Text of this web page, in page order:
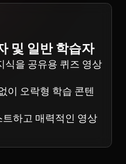
및 일반 학습자
식을 공유용 퀴즈 영상
이 오락형 학습 콘텐
하고 매력적인 영상